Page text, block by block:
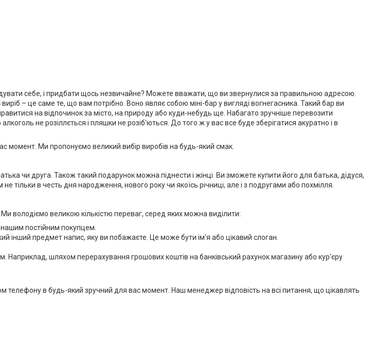
себе, і придбати щось незвичайне? Можете вважати, що ви звернулися за правильною адресою.
– це саме те, що вам потрібно. Воно являє собою міні-бар у вигляді вогнегасника. Такий бар ви
на відпочинок за місто, на природу або куди-небудь ще. Набагато зручніше перевозити
не розіллється і пляшки не розіб'ються. До того ж у вас все буде зберігатися акуратно і в
момент. Ми пропонуємо великий вибір виробів на будь-який смак.
чи друга. Також такий подарунок можна піднести і жінці. Ви зможете купити його для батька, дідуся,
тільки в честь дня народження, нового року чи якоїсь річниці, але і з подругами або похмілля.
володіємо великою кількістю переваг, серед яких можна виділити:
нашим постійним покупцем.
інший предмет напис, яку ви побажаєте. Це може бути ім'я або цікавий слоган.
шляхом перерахування грошових коштів на банківський рахунок магазину або кур'єру
в будь-який зручний для вас момент. Наш менеджер відповість на всі питання, що цікавлять